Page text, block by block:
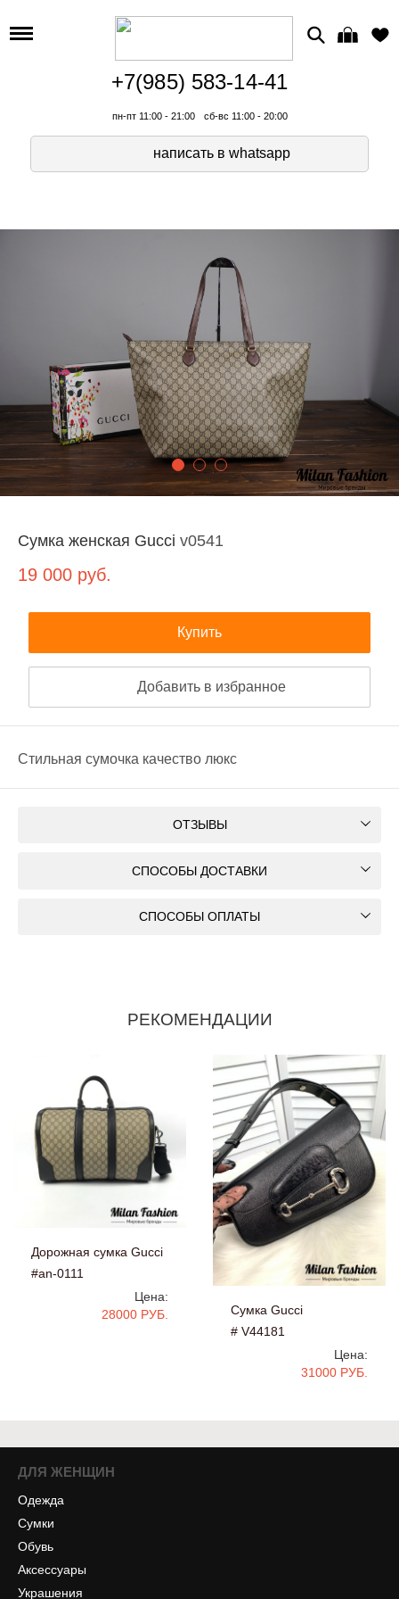
+7(985) 583-14-41
пн-пт 11:00 - 21:00 сб-вс 11:00 - 20:00
написать в whatsapp
Сумка женская Gucci v0541
19 000 руб.
Купить
Добавить в избранное
Стильная сумочка качество люкс
ОТЗЫВЫ
СПОСОБЫ ДОСТАВКИ
СПОСОБЫ ОПЛАТЫ
РЕКОМЕНДАЦИИ
Дорожная сумка Gucci
#an-0111
Цена:
28000 РУБ.
Сумка Gucci
# V44181
Цена:
31000 РУБ.
ДЛЯ ЖЕНЩИН
Одежда
Сумки
Обувь
Аксессуары
Украшения